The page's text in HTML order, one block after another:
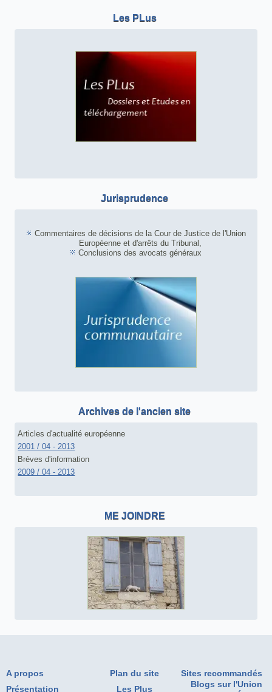
Les PLus
Jurisprudence
Commentaires de décisions de la Cour de Justice de l'Union
Européenne et d'arrêts du Tribunal,
Conclusions des avocats généraux
Archives de l'ancien site
Articles d'actualité européenne
2001 / 04 - 2013
Brèves d'information
2009 / 04 - 2013
ME JOINDRE
A propos Plan du site
Sites recommandés
Présentation
Les Plus
Blogs sur l'Union